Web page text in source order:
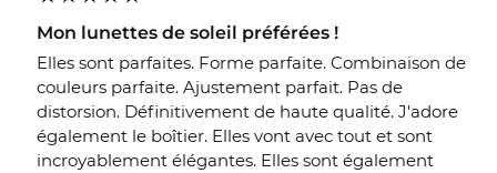
Mon lunettes de soleil préférées !
Elles sont parfaites. Forme parfaite. Combinaison de
couleurs parfaite. Ajustement parfait. Pas de
distorsion. Définitivement de haute qualité. J'adore
également le boîtier. Elles vont avec tout et sont
incroyablement élégantes. Elles sont également